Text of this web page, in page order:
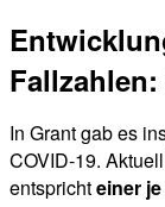
In Grant gab es
COVID-19.
entsprichteiner